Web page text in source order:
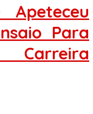
Para